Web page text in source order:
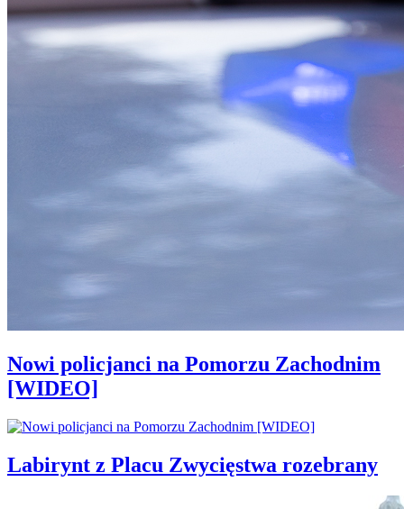
Nowi policjanci na Pomorzu Zachodnim
[WIDEO]
Labirynt z Placu Zwycięstwa rozebrany